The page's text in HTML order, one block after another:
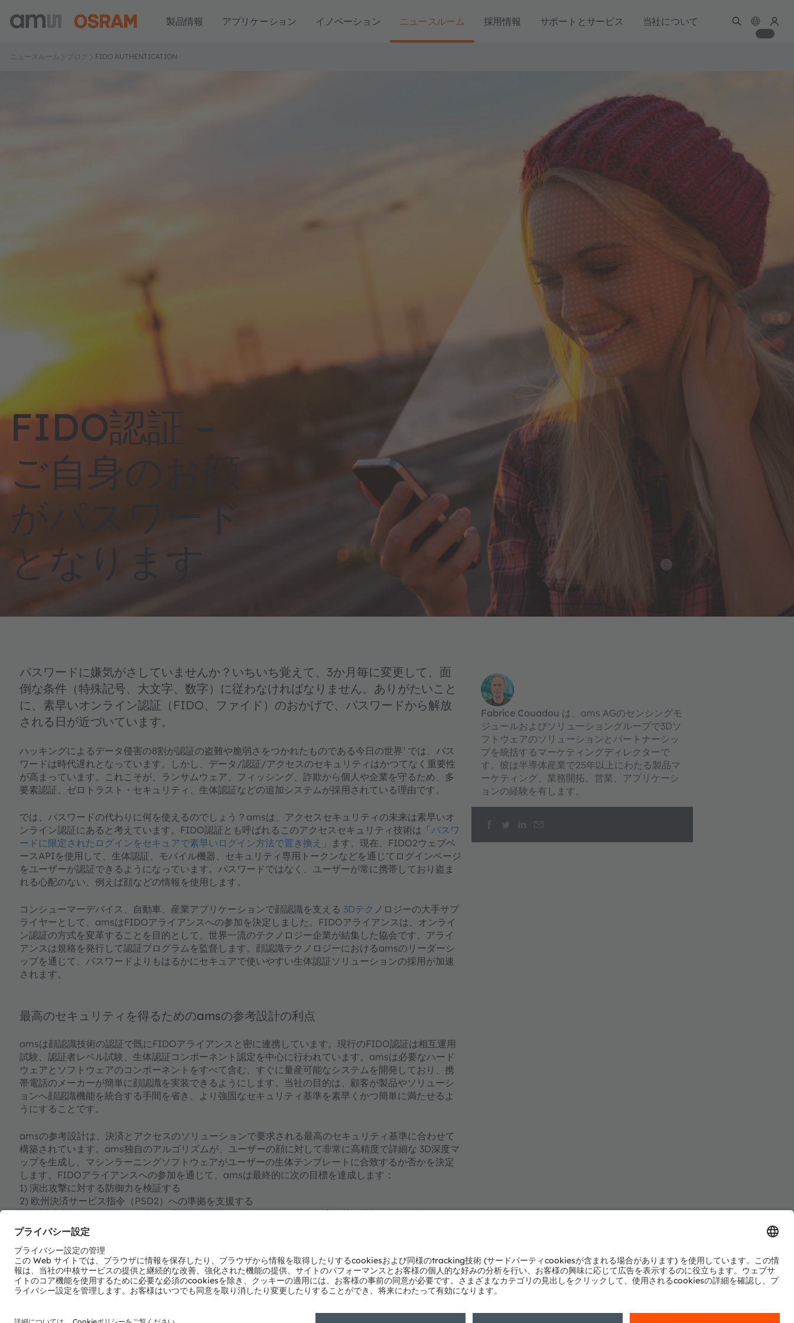
製品情報 アプリケーション イノベーション ニュースルーム 採用情報 サポートとサービス 当社について
ニュースルーム ブログ FIDO AUTHENTICATION
FIDO認証 –
ご自身のお顔
がパスワード
となります
パスワードに嫌気がさしていませんか？いちいち覚えて、3か月毎に変更して、面
倒な条件（特殊記号、大文字、数字）に従わなければなりません。ありがたいこと
に、素早いオンライン認証（FIDO、ファイド）のおかげで、パスワードから解放
される日が近づいています。
ハッキングによるデータ侵害の8割が認証の盗難や脆弱さをつかれたものである今日の世界¹ では、パス
ワードは時代遅れとなっています。しかし、データ/認証/アクセスのセキュリティはかつてなく重要性
が高まっています。これこそが、ランサムウェア、フィッシング、詐欺から個人や企業を守るため、多
要素認証、ゼロトラスト・セキュリティ、生体認証などの追加システムが採用されている理由です。
では、パスワードの代わりに何を使えるのでしょう？amsは、アクセスセキュリティの未来は素早いオ
ンライン認証にあると考えています。FIDO認証とも呼ばれるこのアクセスセキュリティ技術は「パスワ
ードに限定されたログインをセキュアで素早いログイン方法で置き換え 」ます。現在、FIDO2ウェブベ
ースAPIを使用して、生体認証、モバイル機器、セキュリティ専用トークンなどを通じてログインページ
をユーザーが認証できるようになっています。パスワードではなく、ユーザーが常に携帯しており盗ま
れる心配のない、例えば顔などの情報を使用します。
コンシューマーデバイス、自動車、産業アプリケーションで顔認識を支える 3Dテク ノロジーの大手サプ
ライヤーとして、amsはFIDOアライアンスへの参加を決定しました。FIDOアライアンスは、オンライ
ン認証の方式を変革することを目的として、世界一流のテクノロジー企業が結集した協会です。アライ
アンスは規格を発行して認証プログラムを監督します。顔認識テクノロジーにおけるamsのリーダーシ
ップを通じて、パスワードよりもはるかにセキュアで使いやすい生体認証ソリューションの採用が加速
されます。
最高のセキュリティを得るためのamsの参考設計の利点
amsは顔認識技術の認証で既にFIDOアライアンスと密に連携しています。現行のFIDO認証は相互運用
試験、認証者レベル試験、生体認証コンポーネント認定を中心に行われています。amsは必要なハード
ウェアとソフトウェアのコンポーネントをすべて含む、すぐに量産可能なシステムを開発しており、携
帯電話のメーカーが簡単に顔認識を実装できるようにします。当社の目的は、顧客が製品やソリューシ
ョンへ顔認識機能を統合する手間を省き、より強固なセキュリティ基準を素早くかつ簡単に満たせるよ
うにすることです。
amsの参考設計は、決済とアクセスのソリューションで要求される最高のセキュリティ基準に合わせて
構築されています。ams独自のアルゴリズムが、ユーザーの顔に対して非常に高精度で詳細な 3D深度マ
ップを生成し、マシンラーニングソフトウェアがユーザーの生体テンプレートに合致するか否かを決定
します。FIDOアライアンスへの参加を通じて、amsは最終的に次の目標を達成します：
1) 演出攻撃に対する防御力を検証する
2) 欧州決済サービス指令（PSD2）への準拠を支援する
3) 各社独自のパフォーマンス数値に頼るだけでなく、ソリューションを客観的に信頼できるようにする
ため、生体認証要件でEMVCo（スマートカード決済機関）のベストプラクティスを活用する
当社の 3Dセンシングテクノロジーの詳細をご覧ください。 コンシューマーおよび 産業&スマートホーム
アプリケーション用に提供されており、わかりやすいビデオも多数用意しています。あるいは、当社ま
で直接お問い合わせください：sensors@ams.com。
Fabrice Couadou は、ams AGのセンシングモ
ジュールおよびソリューショングループで3Dソ
フトウェアのソリューションとパートナーシッ
プを統括するマーケティングディレクターで
す。彼は半導体産業で25年以上にわたる製品マ
ーケティング、業務開拓、営業、アプリケーシ
ョンの経験を有します。